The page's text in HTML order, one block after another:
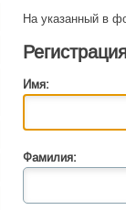
На указанный в
Имя:
Фамилия: